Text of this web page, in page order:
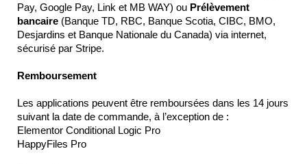
Pay, Google Pay, Link et MB WAY) ou Prélèvement
bancaire (Banque TD, RBC, Banque Scotia, CIBC, BMO,
Desjardins et Banque Nationale du Canada) via internet,
sécurisé par Stripe.
Remboursement
Les applications peuvent être remboursées dans les 14 jours
suivant la date de commande, à l’exception de :
Elementor Conditional Logic Pro
HappyFiles Pro